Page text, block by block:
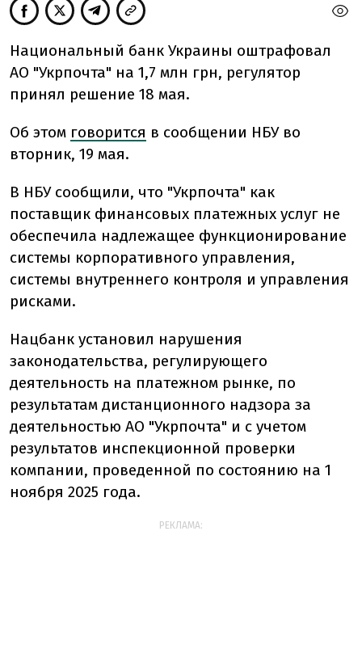
Национальный банк Украины оштрафовал
АО "Укрпочта" на 1,7 млн грн, регулятор
принял решение 18 мая.
Об этом говорится в сообщении НБУ во
вторник, 19 мая.
В НБУ сообщили, что "Укрпочта" как
поставщик финансовых платежных услуг не
обеспечила надлежащее функционирование
системы корпоративного управления,
системы внутреннего контроля и управления
рисками.
Нацбанк установил нарушения
законодательства, регулирующего
деятельность на платежном рынке, по
результатам дистанционного надзора за
деятельностью АО "Укрпочта" и с учетом
результатов инспекционной проверки
компании, проведенной по состоянию на 1
ноября 2025 года.
РЕКЛАМА: